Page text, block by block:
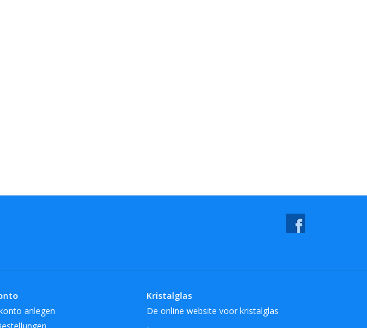
anlegen
Kristalglas
De online website voor kristalglas